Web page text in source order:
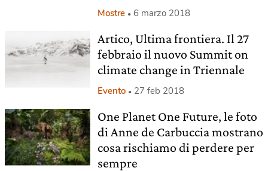
Mostre 6 marzo 2018
Artico, Ultima frontiera. Il 27
febbraio il nuovo Summit on
climate change in Triennale
Evento 27 feb 2018
One Planet One Future, le foto
di Anne de Carbuccia mostrano
cosa rischiamo di perdere per
sempre